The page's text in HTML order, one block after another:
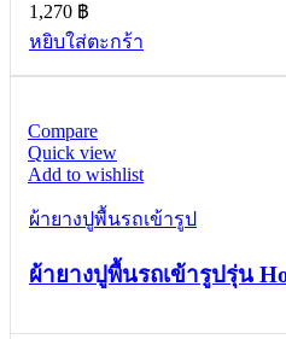
1,270 ฿
หยิบใส่ตะกร้า
Compare
Quick view
Add to wishlist
ผ้ายางปูพื้นรถเข้ารูป
ผ้ายางปูพื้นรถเข้ารูปรุ่น